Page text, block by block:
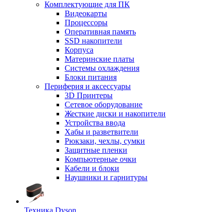
Комплектующие для ПК
Видеокарты
Процессоры
Оперативная память
SSD накопители
Корпуса
Материнские платы
Системы охлаждения
Блоки питания
Периферия и аксессуары
3D Принтеры
Сетевое оборудование
Жесткие диски и накопители
Устройства ввода
Хабы и разветвители
Рюкзаки, чехлы, сумки
Защитные пленки
Компьютерные очки
Кабели и блоки
Наушники и гарнитуры
Техника Dyson